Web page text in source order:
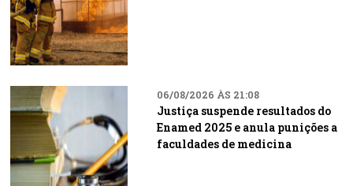
06/08/2026 ÀS 21:08
Justiça suspende resultados do
Enamed 2025 e anula punições a
faculdades de medicina